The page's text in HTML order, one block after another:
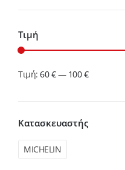
Τιμή
Ελάχιστη
τιμή
Μέγιστη
τιμή
Τιμή:60 €— 100 €
Κατασκευαστής
MICHELIN